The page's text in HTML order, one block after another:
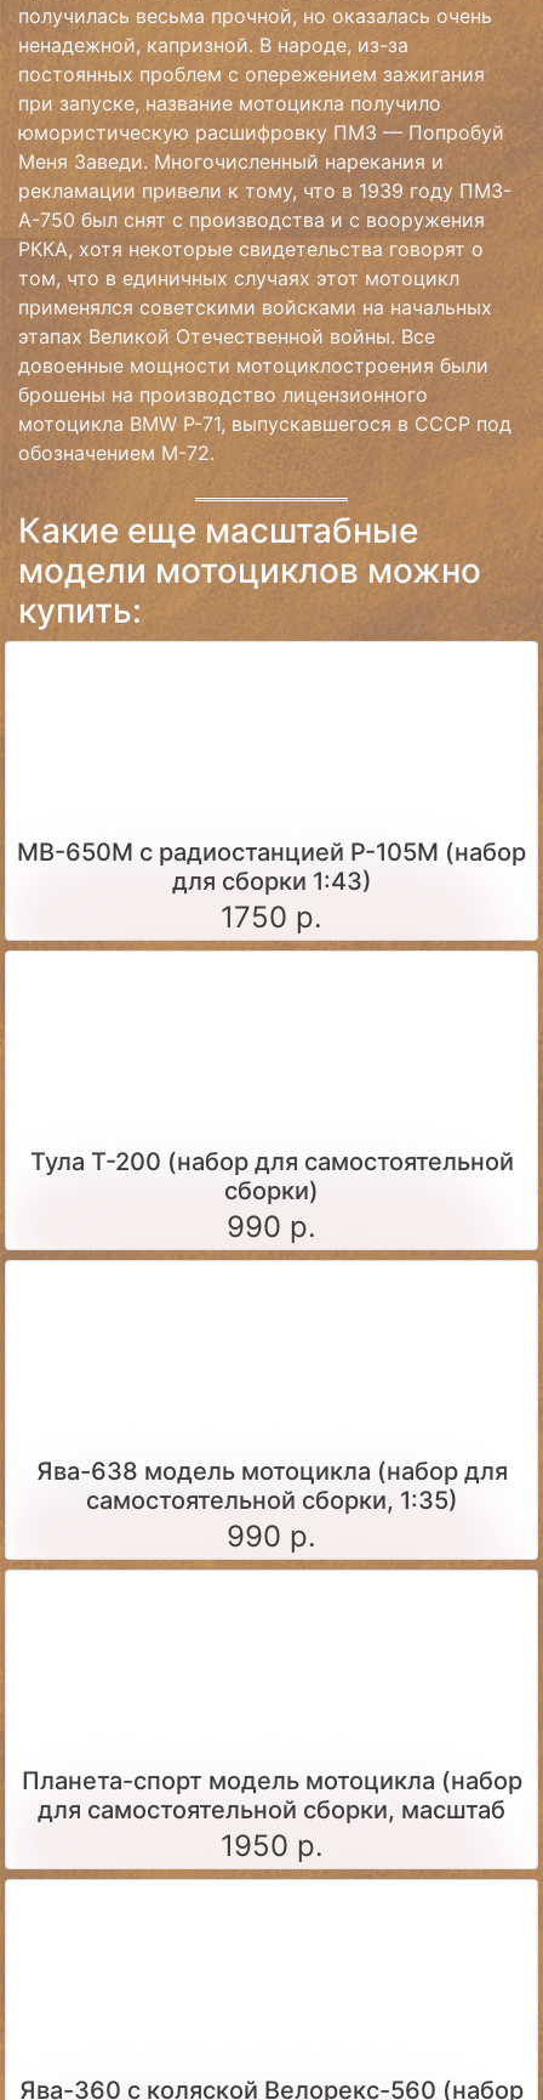
получилась весьма прочной, но оказалась очень
ненадежной, капризной. В народе, из-за
постоянных проблем с опережением зажигания
при запуске, название мотоцикла получило
юмористическую расшифровку ПМЗ — Попробуй
Меня Заведи. Многочисленный нарекания и
рекламации привели к тому, что в 1939 году ПМЗ-
А-750 был снят с производства и с вооружения
РККА, хотя некоторые свидетельства говорят о
том, что в единичных случаях этот мотоцикл
применялся советскими войсками на начальных
этапах Великой Отечественной войны. Все
довоенные мощности мотоциклостроения были
брошены на производство лицензионного
мотоцикла BMW P-71, выпускавшегося в СССР под
обозначением М-72.
Какие еще масштабные
модели мотоциклов можно
купить:
МВ-650М с радиостанцией Р-105М (набор
для сборки 1:43)
1750 р.
Тула Т-200 (набор для самостоятельной
сборки)
990 р.
Ява-638 модель мотоцикла (набор для
самостоятельной сборки, 1:35)
990 р.
Планета-спорт модель мотоцикла (набор
для самостоятельной сборки, масштаб
1:24)
1950 р.
Ява-360 c коляской Велорекс-560 (набор